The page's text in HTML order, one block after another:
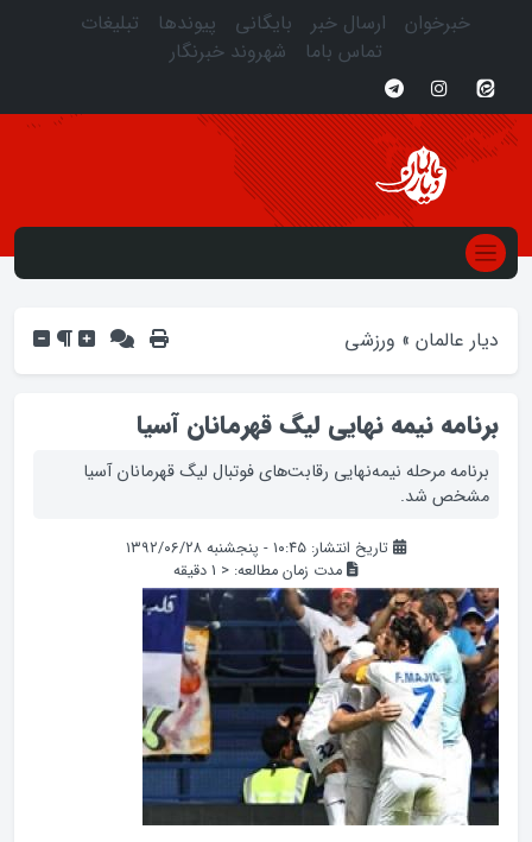
خبرخوان ارسال خبر بایگانی پیوندها
تبلیغات
تماس باما
شهروند خبرنگار
دیار عالمان » ورزشی
برنامه نیمه نهایی لیگ قهرمانان آسیا
برنامه مرحله نیمه‌نهایی رقابت‌های فوتبال لیگ قهرمانان آسیا
مشخص شد.
تاریخ انتشار: ۱۰:۴۵ - پنجشنبه ۱۳۹۲/۰۶/۲۸
مدت زمان مطالعه: < 1 دقیقه